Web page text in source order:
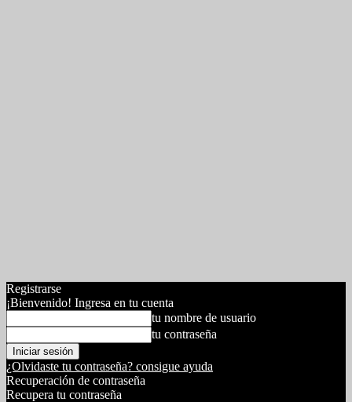
Registrarse
¡Bienvenido! Ingresa en tu cuenta
tu nombre de usuario
tu contraseña
¿Olvidaste tu contraseña? consigue ayuda
Recuperación de contraseña
Recupera tu contraseña